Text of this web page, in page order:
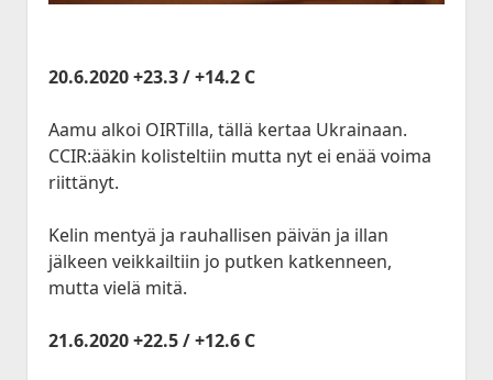
20.6.2020 +23.3 / +14.2 C
Aamu alkoi OIRTilla, tällä kertaa Ukrainaan.
CCIR:ääkin kolisteltiin mutta nyt ei enää voima
riittänyt.
Kelin mentyä ja rauhallisen päivän ja illan
jälkeen veikkailtiin jo putken katkenneen,
mutta vielä mitä.
21.6.2020 +22.5 / +12.6 C